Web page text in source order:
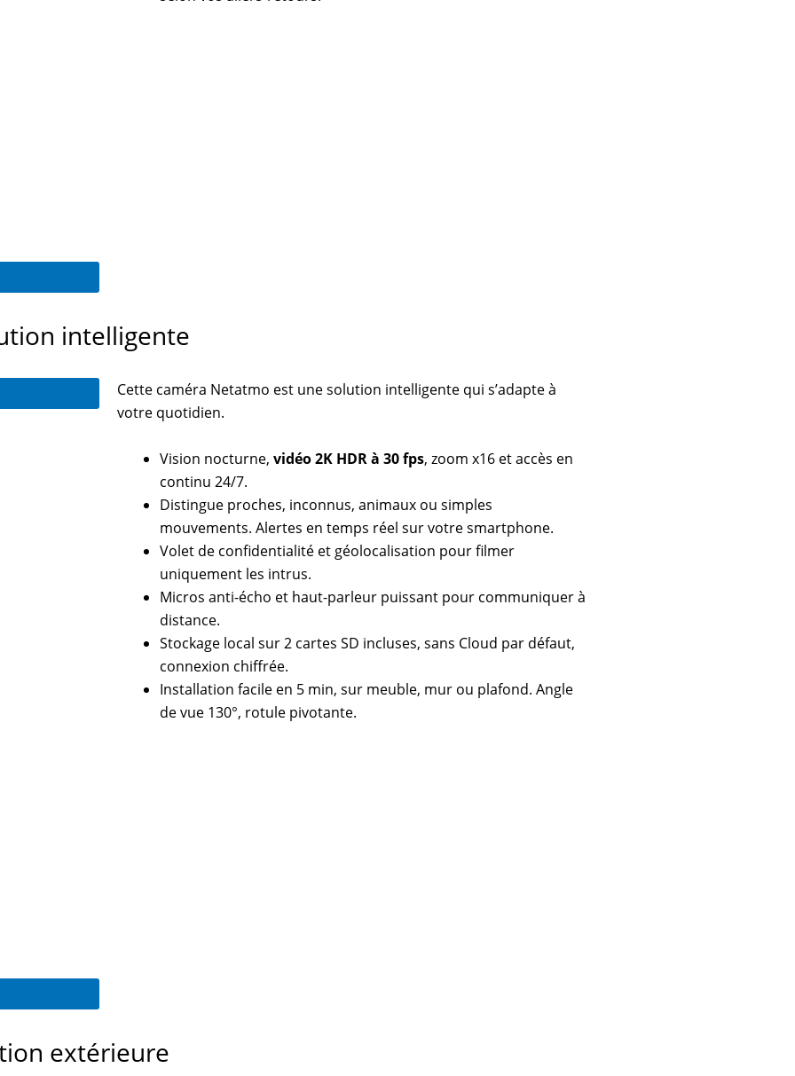
intelligente
Cette caméra Netatmo est une solution intelligente qui s’adapte à
votre quotidien.
Vision nocturne, vidéo 2K HDR à 30 fps, zoom x16 et accès en
continu 24/7.
Distingue proches, inconnus, animaux ou simples
mouvements. Alertes en temps réel sur votre smartphone.
Volet de confidentialité et géolocalisation pour filmer
uniquement les intrus.
Micros anti-écho et haut-parleur puissant pour communiquer à
distance.
Stockage local sur 2 cartes SD incluses, sans Cloud par défaut,
connexion chiffrée.
Installation facile en 5 min, sur meuble, mur ou plafond. Angle
de vue 130°, rotule pivotante.
extérieure